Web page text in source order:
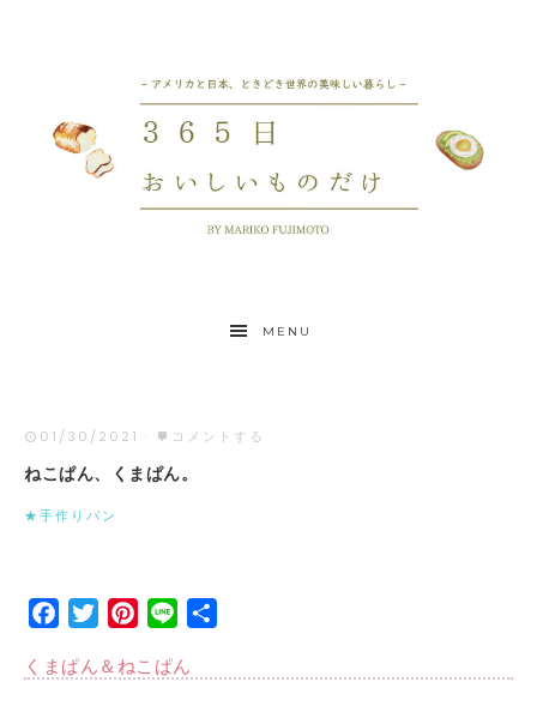
MENU
01/30/2021 ·
コメントする
ねこぱん、くまぱん。
★手作りパン
Facebook
TwitterPinterest
Line
くまぱん＆ねこぱん